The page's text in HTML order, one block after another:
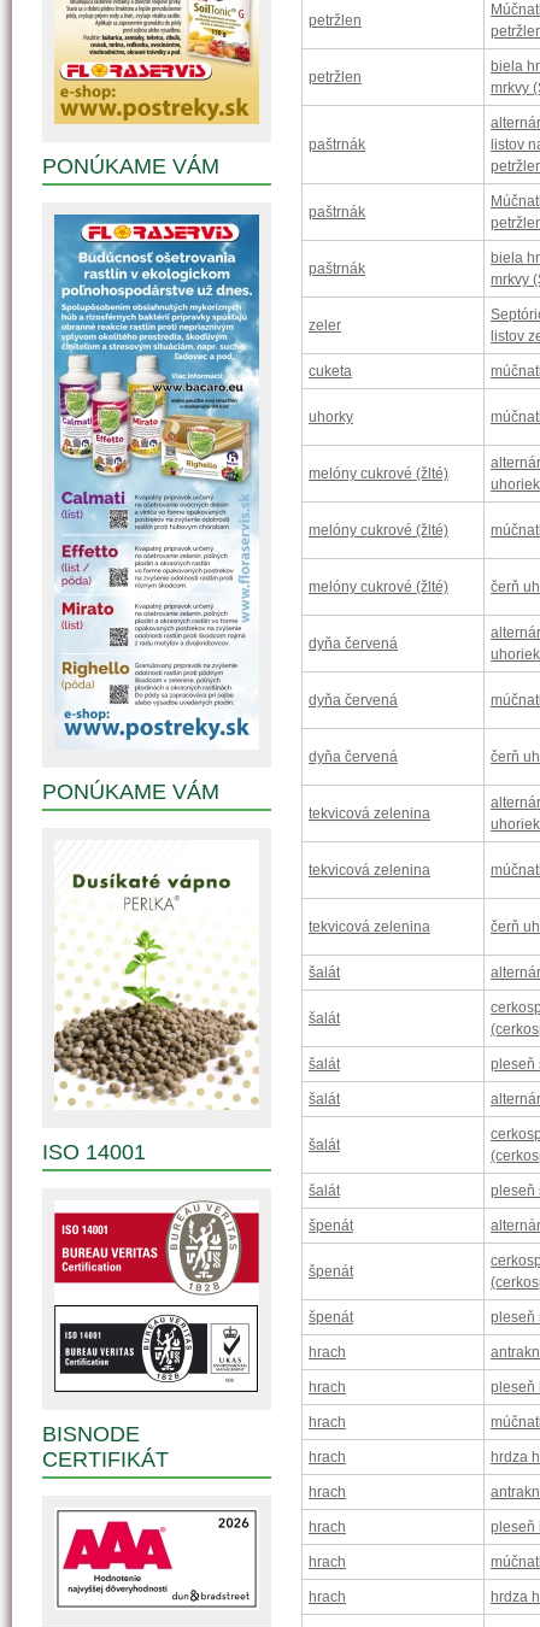
petržlen
petržlen
biela
mrkvy
paštrnák
listov
paštrnák
paštrnák
biela
mrkvy
zeler
listov
cuketa
uhorky
melóny cukrové (žlté)
uhoriek
melóny cukrové (žlté)
melóny cukrové (žlté) čerň
dyňa červená
uhoriek
dyňa červená
dyňa červená čerň
tekvicová zelenina
uhoriek
tekvicová zelenina
tekvicová zelenina čerň
šalát
šalát
šalát pleseň
šalát
šalát
šalát pleseň
špenát
špenát
špenát pleseň
hrach
hrach pleseň
hrach
hrach hrdza
hrach
hrach pleseň
hrach
hrach hrdza
PONÚKAME VÁM
PONÚKAME VÁM
ISO 14001
BISNODE
CERTIFIKÁT